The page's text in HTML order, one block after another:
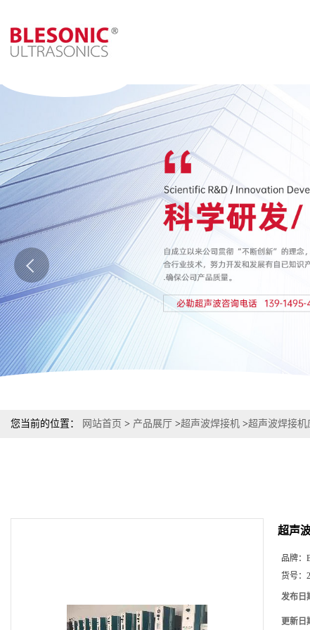
您当前的位置： 网站首页 > 产品展厅 >超声波焊接机 >超声波焊接机
超声
品牌：
货号：
发布日
更新日